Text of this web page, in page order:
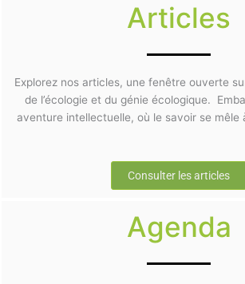
Articles
Explorez nos articles, une fenêtre ouverte
de l’écologie et du génie écologique.
aventure intellectuelle, où le savoir se mêle
Consulter les articles
Agenda